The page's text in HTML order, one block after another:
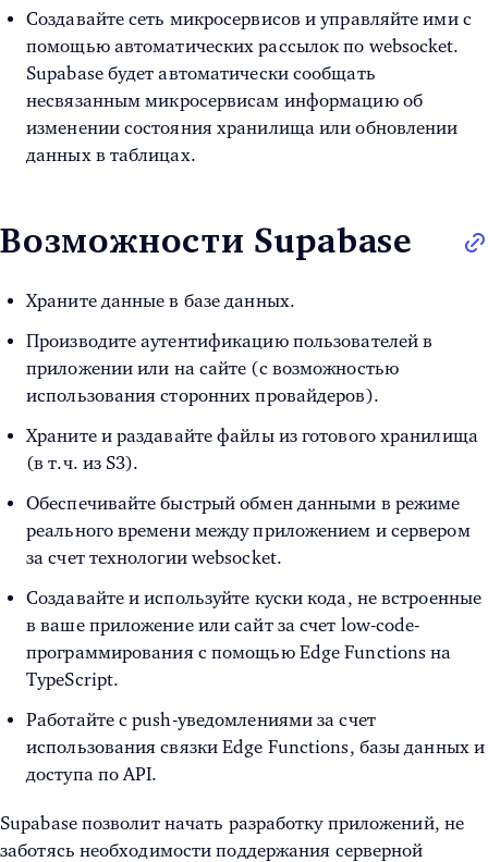
Создавайте сеть микросервисов и управляйте ими с
помощью автоматических рассылок по websocket.
Supabase будет автоматически сообщать
несвязанным микросервисам информацию об
изменении состояния хранилища или обновлении
данных в таблицах.
Возможности Supabase
Храните данные в базе данных.
Производите аутентификацию пользователей в
приложении или на сайте (с возможностью
использования сторонних провайдеров).
Храните и раздавайте файлы из готового хранилища
(в т.ч. из S3).
Обеспечивайте быстрый обмен данными в режиме
реального времени между приложением и сервером
за счет технологии websocket.
Создавайте и используйте куски кода, не встроенные
в ваше приложение или сайт за счет low-code-
программирования с помощью Edge Functions на
TypeScript.
Работайте с push-уведомлениями за счет
использования связки Edge Functions, базы данных и
доступа по API.
Supabase позволит начать разработку приложений, не
заботясь необходимости поддержания серверной